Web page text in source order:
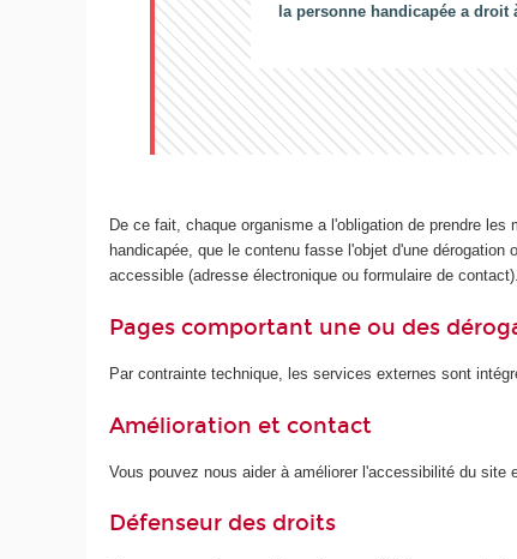
la personne handicapée a
De ce fait, chaque organisme a l'obligation de prendre
handicapée, que le contenu fasse l'objet d'une
accessible (adresse électronique ou formulaire de contact).
Pages comportant une ou des
Par contrainte technique, les services externes sont
Amélioration et contact
Vous pouvez nous aider à améliorer l'accessibilité du
Défenseur des droits